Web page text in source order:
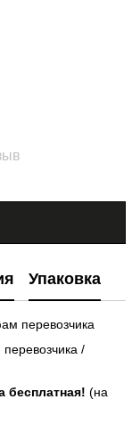
Упаковка
перевозчика
/
бесплатная! (на